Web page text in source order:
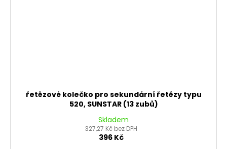
řetězové kolečko pro sekundární řetězy typu
520, SUNSTAR (13 zubů)
Skladem
327,27 Kč bez DPH
396 Kč